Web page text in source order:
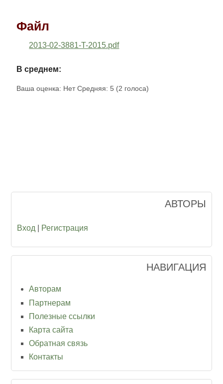
Файл
2013-02-3881-T-2015.pdf
В среднем:
Ваша оценка: Нет Средняя:5 (2 голоса)
АВТОРЫ
Вход Регистрация
НАВИГАЦИЯ
Авторам
Партнерам
Полезные ссылки
Карта сайта
Обратная связь
Контакты